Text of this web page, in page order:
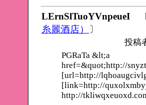
LErnSlTuoYVnpeueI
糸麗酒店） 〕
投稿
PGRaTa &lt;a
href=&quot;http://
[url=http://
[link=http://
http://